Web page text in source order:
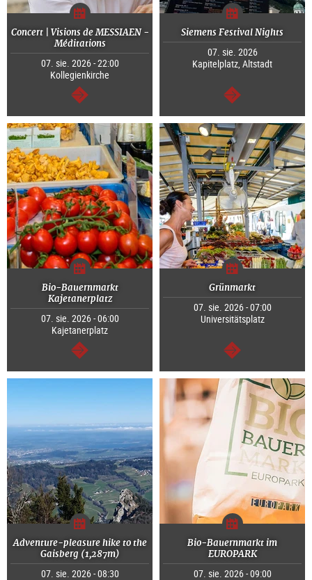
Concert | Visions de MESSIAEN -
Méditations
07. sie. 2026 - 22:00
Kollegienkirche
dalej
Siemens Festival Nights
07. sie. 2026
Kapitelplatz, Altstadt
dalej
Bio-Bauernmarkt
Kajetanerplatz
07. sie. 2026 - 06:00
Kajetanerplatz
dalej
Grünmarkt
07. sie. 2026 - 07:00
Universitätsplatz
dalej
Adventure-pleasure hike to the
Gaisberg (1,287m)
07. sie. 2026 - 08:30
Bio-Bauernmarkt im
EUROPARK
07. sie. 2026 - 09:00